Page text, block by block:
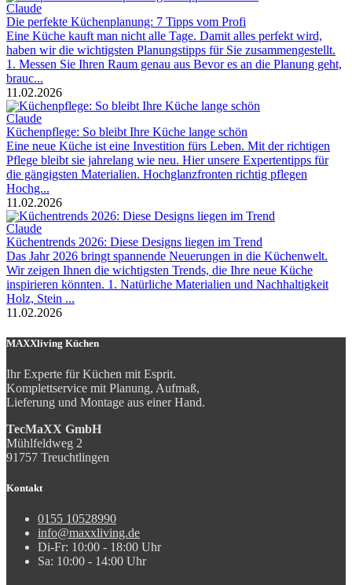
Claude
Die perfekte Küchenplanung: 7 Tipps vom Profi
Eine Küche kauft man nicht alle Tage. Damit alles perfekt wird,
haben wir die wichtigsten Planungstipps für Sie zusammengestellt.
1. Messen Sie Ihren Raum genau aus Bevor es an die Planung geht,
brauc...
11.02.2026
Claude
Küchenpflege: So bleibt Ihre Küche lange schön
Eine neue Küche ist eine Investition fürs Leben. Mit der richtigen
Pflege bleibt sie jahrelang wie neu. Hier unsere Expertentipps für
die gängigsten Materialien. Hochglanzfronten richtig pflegen
Hochg...
11.02.2026
Claude
Küchentrends 2026: Diese Designs liegen im Trend
Das Jahr 2026 bringt spannende Neuerungen in die Küchenwelt.
Wir zeigen Ihnen die wichtigsten Trends, die Ihre neue Küche
inspirieren könnten. 1. Natürliche Materialien und Nachhaltigkeit
Holz, Stein ...
11.02.2026
MAXXliving Küchen
Ihr Experte für Küchen mit Esprit.
Komplettservice mit Planung, Aufmaß,
Lieferung und Montage aus einer Hand.
TecMaXX GmbH
Mühlfeldweg 2
91757 Treuchtlingen
Kontakt
0155 10528990
info@maxxliving.de
Di-Fr: 10:00 - 18:00 Uhr
Sa: 10:00 - 14:00 Uhr